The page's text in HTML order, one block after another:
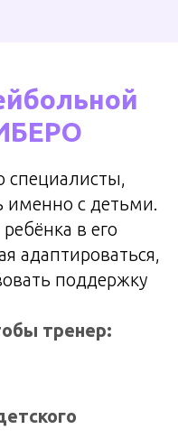
специалисты,
именно с детьми.
в его
адаптироваться,
поддержку
тренер: